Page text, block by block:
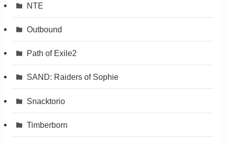
NTE
Outbound
Path of Exile2
SAND: Raiders of Sophie
Snacktorio
Timberborn